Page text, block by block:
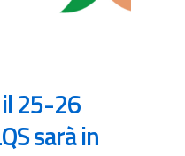
25-26
sarà in